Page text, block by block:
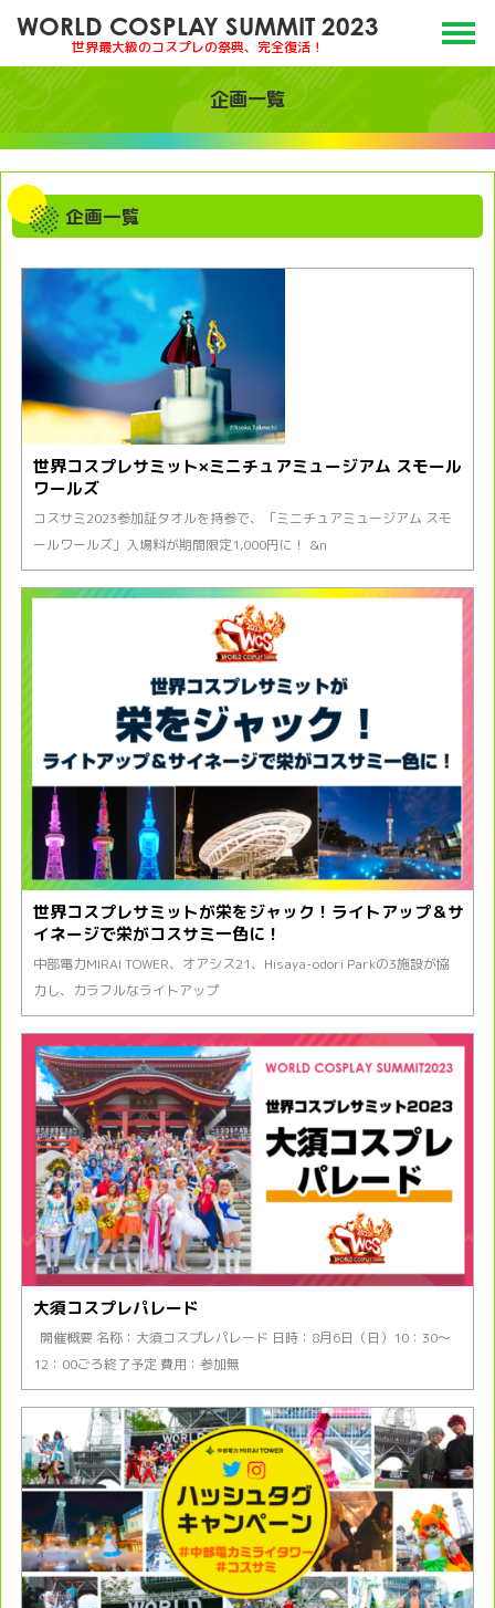
WORLD COSPLAY SUMMIT 2023
世界最大級のコスプレの祭典、完全復活！
企画一覧
企画一覧
世界コスプレサミット×ミニチュアミュージアム スモール
ワールズ
コスサミ2023参加証タオルを持参で、「ミニチュアミュージアム スモ
ールワールズ」入場料が期間限定1,000円に！ &n
世界コスプレサミットが栄をジャック！ライトアップ＆サ
イネージで栄がコスサミ一色に！
中部電力MIRAI TOWER、オアシス21、Hisaya-odori Parkの3施設が協
力し、カラフルなライトアップ
大須コスプレパレード
開催概要 名称：大須コスプレパレード 日時：8月6日（日）10：30〜
12：00ごろ終了予定 費用：参加無